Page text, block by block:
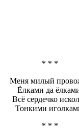
* * *
Меня милый
Ёлками да
Всё сердечко
Тонкими
* * *